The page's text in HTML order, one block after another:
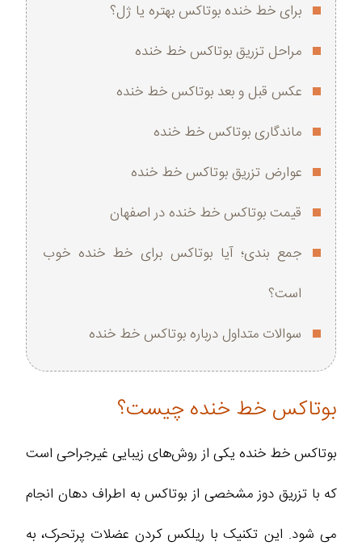
برای خط خنده بوتاکس بهتره یا ژل؟
مراحل تزریق بوتاکس خط خنده
عکس قبل و بعد بوتاکس خط خنده
ماندگاری بوتاکس خط خنده
عوارض تزریق بوتاکس خط خنده
قیمت بوتاکس خط خنده در اصفهان
جمع‌ بندی؛ آیا بوتاکس برای خط خنده خوب
است؟
سوالات متداول درباره بوتاکس خط خنده
بوتاکس خط خنده چیست؟
بوتاکس خط خنده یکی از روش‌های زیبایی غیرجراحی است
که با تزریق دوز مشخصی از بوتاکس به اطراف دهان انجام
می‌ شود. این تکنیک با ریلکس کردن عضلات پرتحرک، به